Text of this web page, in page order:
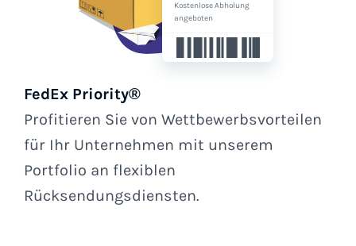
Kostenlose Abholung
angeboten
FedEx Priority®
Profitieren Sie von Wettbewerbsvorteilen
für Ihr Unternehmen mit unserem
Portfolio an flexiblen
Rücksendungsdiensten.